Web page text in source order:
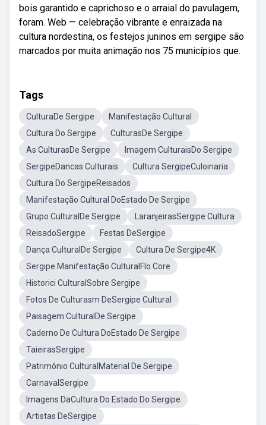
bois garantido e caprichoso e o arraial do pavulagem,
foram. Web — celebração vibrante e enraizada na
cultura nordestina, os festejos juninos em sergipe são
marcados por muita animação nos 75 municípios que.
Tags
CulturaDe Sergipe
Manifestação Cultural
Cultura Do Sergipe
CulturasDe Sergipe
As CulturasDe Sergipe
Imagem CulturaisDo Sergipe
SergipeDancas Culturais
Cultura SergipeCuloinaria
Cultura Do SergipeReisados
Manifestação Cultural DoEstado De Sergipe
Grupo CulturalDe Sergipe
LaranjeirasSergipe Cultura
ReisadoSergipe
Festas DeSergipe
Dança CulturalDe Sergipe
Cultura De Sergipe4K
Sergipe Manifestação CulturalFlo Core
Historici CulturalSobre Sergipe
Fotos De Culturasm DeSergipe Cultural
Paisagem CulturalDe Sergipe
Caderno De Cultura DoEstado De Sergipe
TaieirasSergipe
Patrimônio CulturalMaterial De Sergipe
CarnavalSergipe
Imagens DaCultura Do Estado Do Sergipe
Artistas DeSergipe